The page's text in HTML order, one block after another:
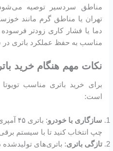
مناطق سردسیر توصیه
تهران یا مناطق گرم مانند
دما یا فشار کاری زودتر
مناسب به حفظ عملکرد باتری
نکات مهم هنگام خرید
برای خرید باتری مناسب
است:
سازگاری با خودرو
چپ انتخاب کنید تا با سیستم
تازگی باتری